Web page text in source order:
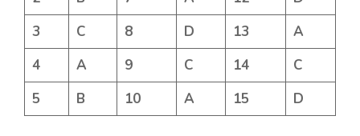
3
C 8 D 13
A
4
A 9 C 14
C
5
B 10 A 15 D